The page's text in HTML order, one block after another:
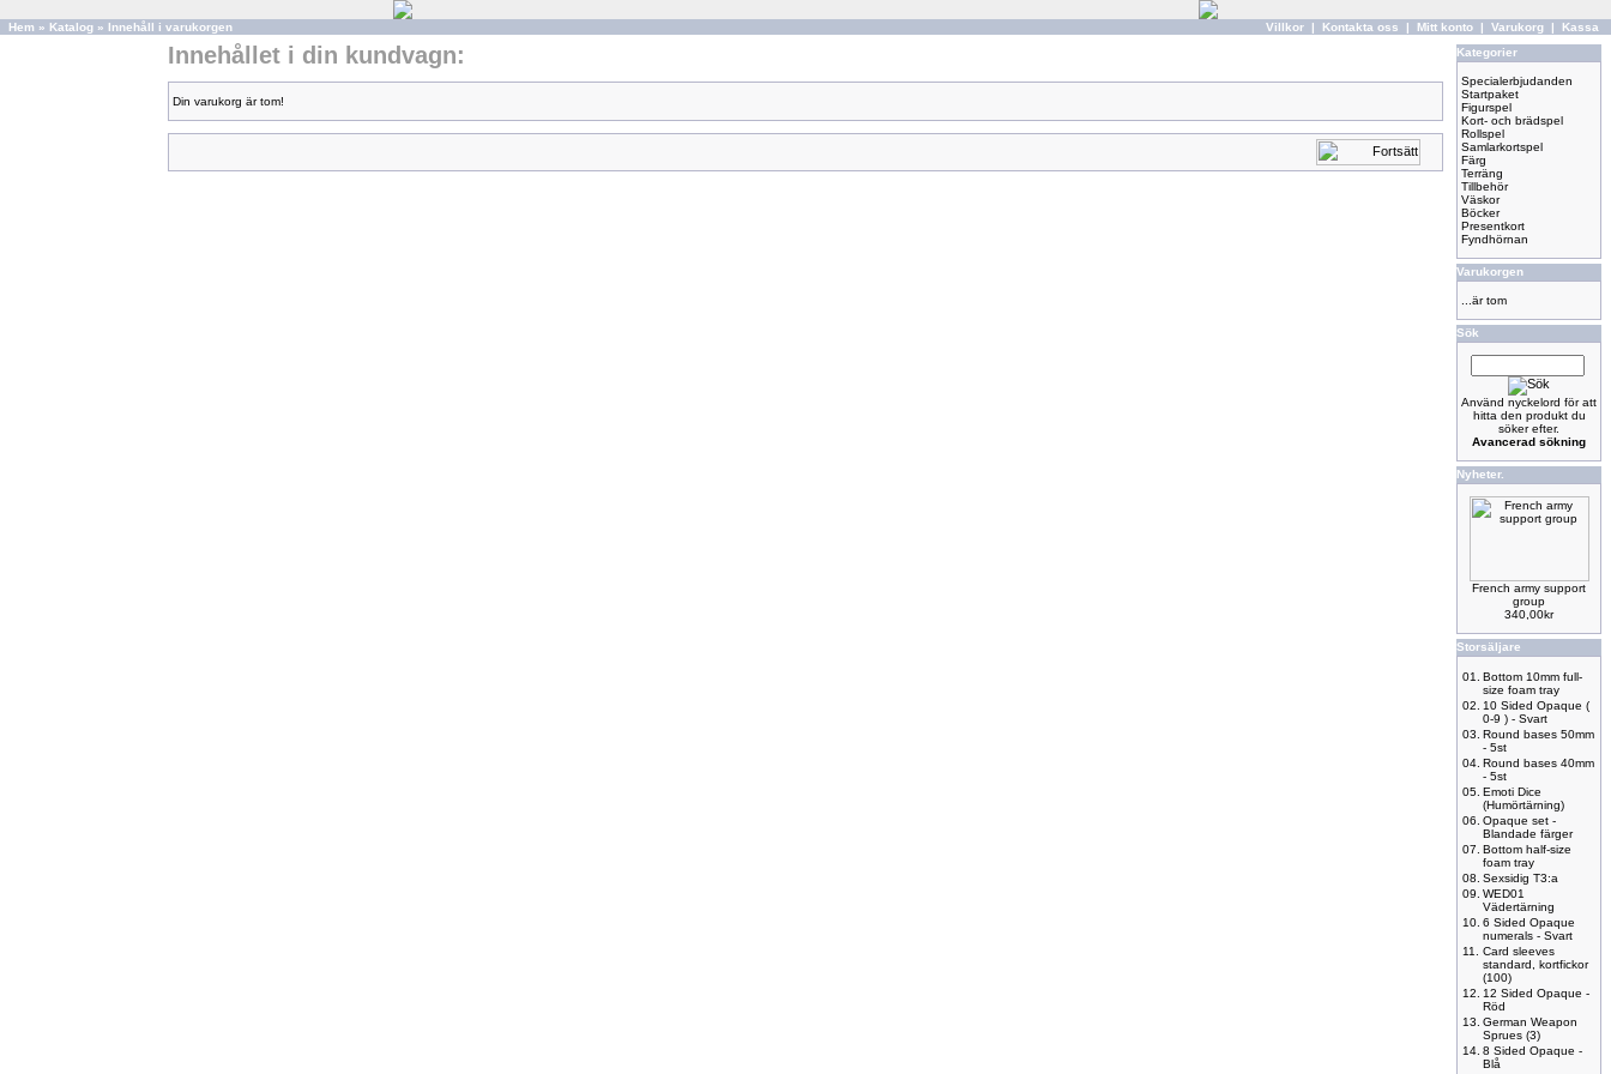
Hem » Katalog » Innehåll i varukorgen Villkor | Kontakta oss | Mitt konto | Varukorg | Kassa
Innehållet i din kundvagn:
Din varukorg är tom!
Kategorier
Specialerbjudanden
Startpaket
Figurspel
Kort- och brädspel
Rollspel
Samlarkortspel
Färg
Terräng
Tillbehör
Väskor
Böcker
Presentkort
Fyndhörnan
Varukorgen
...är tom
Sök
Använd nyckelord för att
hitta den produkt du
söker efter.
Avancerad sökning
Nyheter.
French army support
group
340,00kr
Storsäljare
01.
Bottom 10mm full-
size foam tray
02.
10 Sided Opaque (
0-9 ) - Svart
03. Round bases 50mm
- 5st
04. Round bases 40mm
- 5st
05. Emoti Dice
(Humörtärning)
06. Opaque set -
Blandade färger
07. Bottom half-size
foam tray
08. Sexsidig T3:a
09. WED01
Vädertärning
10. 6 Sided Opaque
numerals - Svart
11.
Card sleeves
standard, kortfickor
(100)
12.
12 Sided Opaque -
Röd
13. German Weapon
Sprues (3)
14. 8 Sided Opaque -
Blå